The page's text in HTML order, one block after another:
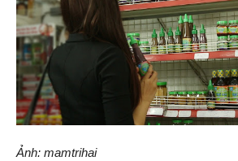
Ảnh: mamtrihai